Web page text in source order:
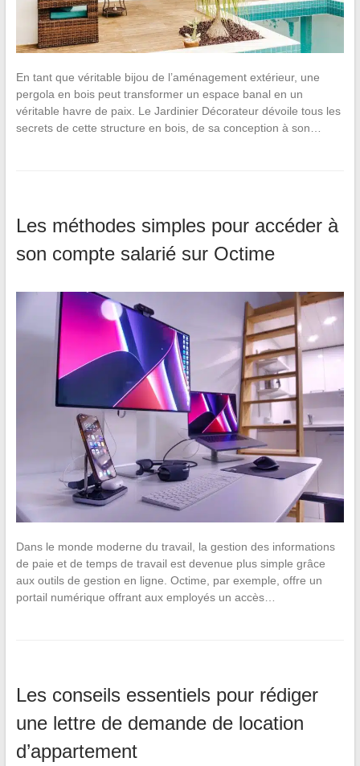
En tant que véritable bijou de l’aménagement extérieur, une
pergola en bois peut transformer un espace banal en un
véritable havre de paix. Le Jardinier Décorateur dévoile tous les
secrets de cette structure en bois, de sa conception à son…
Les méthodes simples pour accéder à
son compte salarié sur Octime
Dans le monde moderne du travail, la gestion des informations
de paie et de temps de travail est devenue plus simple grâce
aux outils de gestion en ligne. Octime, par exemple, offre un
portail numérique offrant aux employés un accès…
Les conseils essentiels pour rédiger
une lettre de demande de location
d’appartement